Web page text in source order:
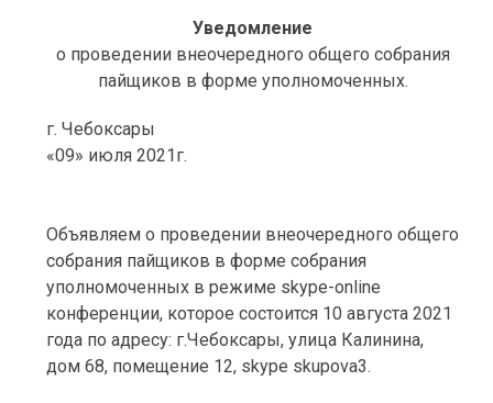
Уведомление
о проведении внеочередного общего собрания
пайщиков в форме уполномоченных.
г. Чебоксары
«09» июля 2021г.
Объявляем о проведении внеочередного общего
собрания пайщиков в форме собрания
уполномоченных в режиме skype-online
конференции, которое состоится 10 августа 2021
года по адресу: г.Чебоксары, улица Калинина,
дом 68, помещение 12, skype skupova3.